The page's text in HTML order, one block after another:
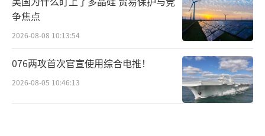
争焦点
2026-08-08 10:13:54
076两攻首次官宣使用综合电推！
2026-08-05 10:46:13